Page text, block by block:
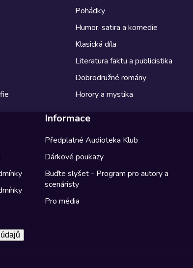
Pohádky
Humor, satira a komedie
Klasická díla
Literatura faktu a publicistika
Dobrodružné romány
Horory a mystika
Informace
Předplatné Audioteka Klub
Dárkové poukazy
Buďte slyšet - Program pro autory a
scenáristy
Pro média